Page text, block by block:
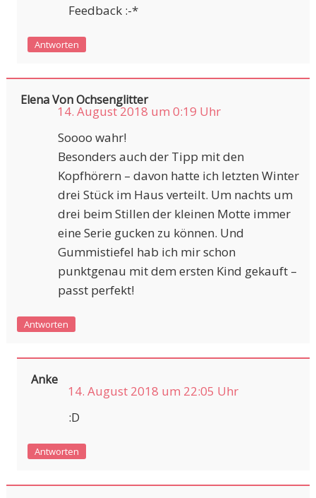
Feedback :-*
Antworten
Elena Von Ochsenglitter
14. August 2018 um 0:19 Uhr
Soooo wahr!
Besonders auch der Tipp mit den
Kopfhörern – davon hatte ich letzten Winter
drei Stück im Haus verteilt. Um nachts um
drei beim Stillen der kleinen Motte immer
eine Serie gucken zu können. Und
Gummistiefel hab ich mir schon
punktgenau mit dem ersten Kind gekauft –
passt perfekt!
Antworten
Anke
14. August 2018 um 22:05 Uhr
:D
Antworten